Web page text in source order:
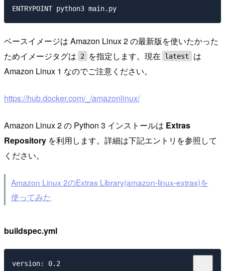
ベースイメージは Amazon Linux 2 の最新版を使いたかった
ためイメージタグは
2 を指定します。現在 latest
は
Amazon Linux 1 なのでご注意ください。
https://hub.docker.com/_/amazonlinux/
Amazon Linux 2 の Python 3 インストールは Extras
Repository を利用します。詳細は下記エントリを参照して
ください。
Amazon Linux 2のExtras Library(amazon-linux-extras)を
使ってみた
buildspec.yml
version: 0.2